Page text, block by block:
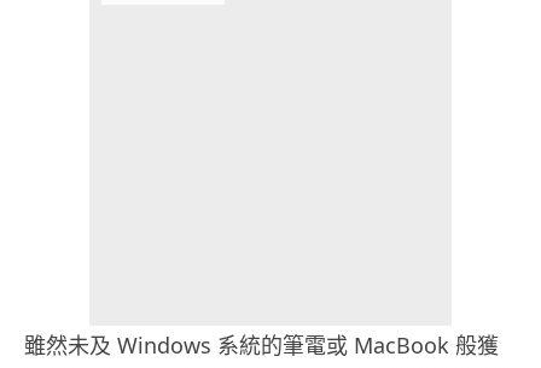
雖然未及 Windows 系統的筆電或 MacBook 般獲